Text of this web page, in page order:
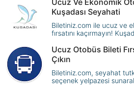
Ucuz Ve Ekonomik
Kuşadası Seyahati
Biletiniz.com ile ucuz ve
fırsatını kaçırmayın!
kültürünü keşfedin.
Ucuz Otobüs Bileti
Çıkın
Biletiniz.com, seyahat
seçenek yelpazesi